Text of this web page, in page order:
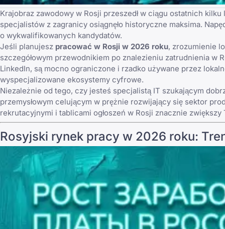
Krajobraz zawodowy w Rosji przeszedł w ciągu ostatnich
specjalistów z zagranicy osiągnęło historyczne maksima.
o wykwalifikowanych kandydatów.
Jeśli planujesz pracować w Rosji w 2026 roku, zrozumienie
szczegółowym przewodnikiem po znalezieniu zatrudnienia w
LinkedIn, są mocno ograniczone i rzadko używane przez
wyspecjalizowane ekosystemy cyfrowe.
Niezależnie od tego, czy jesteś specjalistą IT szukającym
przemysłowym celującym w prężnie rozwijający się sektor
rekrutacyjnymi i tablicami ogłoszeń w Rosji znacznie zwiększy
Rosyjski rynek pracy w 2026 roku: